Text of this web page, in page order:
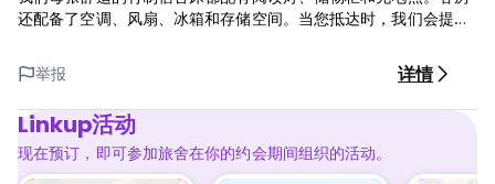
还配备了空调、风扇、冰箱和存储空间。当您抵达时，我们会提供
浴和强大的水压。我们还设有一个豪华游泳池来抵御温暖的天气，
整个旅舍均提供免费无线网络连接。
为了开始新的一天，房价包含免费早餐，其中包括我们著名的、深
受大众喜爱的香蕉煎饼。我们定期举办家庭聚餐和郊游，这样宿舍
里的每个人都可以互相了解。这些晚餐帮助结识了许多新的旅行伙
举报 详情
Linkup活动
现在预订，即可参加旅舍在你的约会期间组织的活动。